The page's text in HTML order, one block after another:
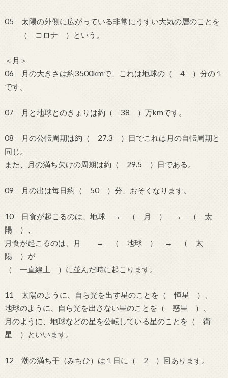
05 太陽の外側に広がっている非常にうすい大気の層のことを
（ コロナ ）という。
＜月＞
06 月の大きさは約3500kmで、これは地球の（ 4 ）分の１
です。
07 月と地球とのきょりは約（ 38 ）万kmです。
08 月の公転周期は約（ 27.3 ）日でこれは月の自転周期と
同じ。
また、月の満ち欠けの周期は約（ 29.5 ）日である。
09 月の出は毎日約（ 50 ）分、おそくなります。
10 日食が起こるのは、地球 → （ 月 ） → （ 太
陽 ）、
月食が起こるのは、月 → （ 地球 ） → （ 太
陽 ）が
（ 一直線上 ）に並んだ時に起こります。
11 太陽のように、自ら光を出す星のことを（ 恒星 ）、
地球のように、自ら光を出さない星のことを（ 惑星 ）、
月のように、地球などの星を公転している星のことを（ 衛
星 ）といいます。
12 潮の満ち干（みちひ）は１日に（ 2 ）回あります。